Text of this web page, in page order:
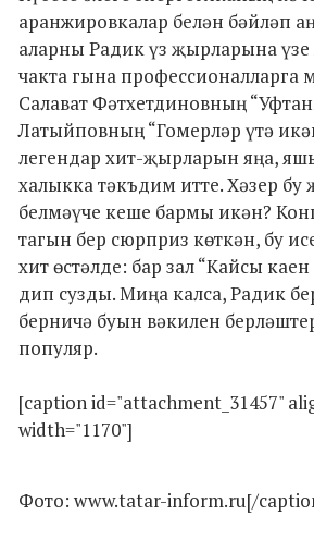
аранжировкалар белән бәйләп
аларны Радик үз җырларына
чакта гына профессионалларга
Салават Фәтхетдиновның
Латыйповның “Гомерләр үтә
легендар хит-җырларын яңа,
халыкка тәкъдим итте. Хәзер
белмәүче кеше бармы икән?
тагын бер сюрприз көткән, бу
хит өстәлде: бар зал “Кайсы
дип сузды. Миңа калса, Радик
берничә буын вәкилен
популяр.
[caption id="attachment_31457"
width="1170"]
Фото: www.tatar-inform.ru[/